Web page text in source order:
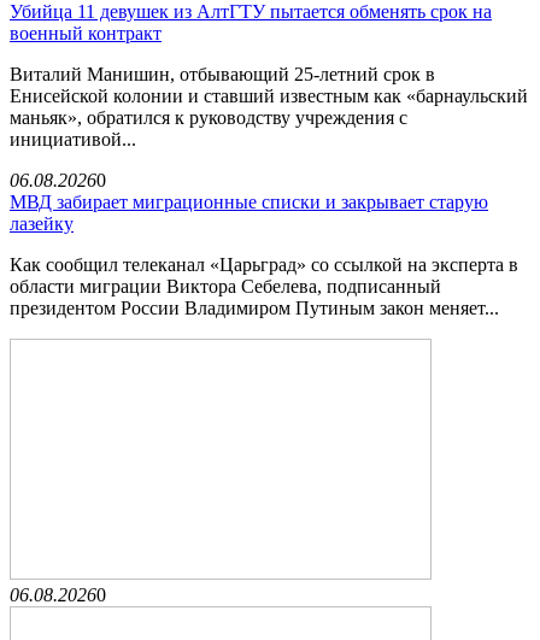
Убийца 11 девушек из АлтГТУ пытается обменять срок на
военный контракт
Виталий Манишин, отбывающий 25-летний срок в
Енисейской колонии и ставший известным как «барнаульский
маньяк», обратился к руководству учреждения с
инициативой...
06.08.20260
МВД забирает миграционные списки и закрывает старую
лазейку
Как сообщил телеканал «Царьград» со ссылкой на эксперта в
области миграции Виктора Себелева, подписанный
президентом России Владимиром Путиным закон меняет...
06.08.20260